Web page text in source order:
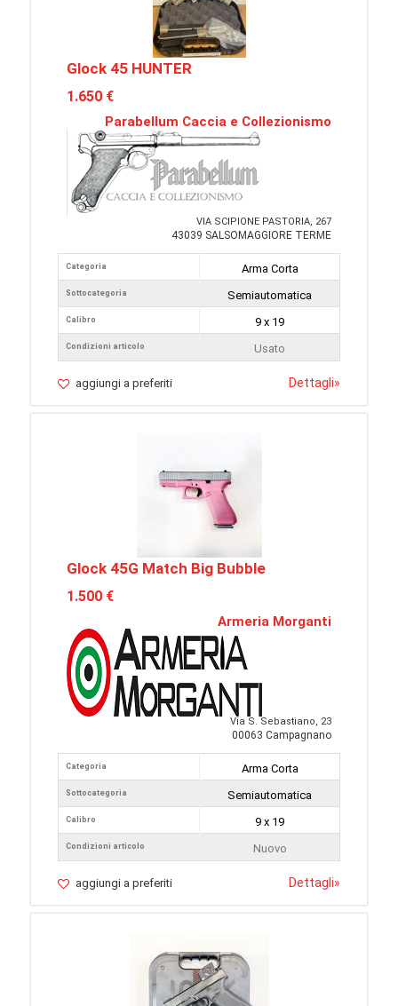
Glock 45 HUNTER
1.650 €
Parabellum Caccia e Collezionismo
VIA SCIPIONE PASTORIA, 267
43039 SALSOMAGGIORE TERME
Categoria
Sottocategoria
Calibro
Condizioni articolo
Arma Corta
Semiautomatica
9 x 19
Usato
aggiungi a preferiti Dettagli»
Glock 45G Match Big Bubble
1.500 €
Armeria Morganti
Via S. Sebastiano, 23
00063 Campagnano
Categoria
Sottocategoria
Calibro
Condizioni articolo
Arma Corta
Semiautomatica
9 x 19
Nuovo
aggiungi a preferiti Dettagli»